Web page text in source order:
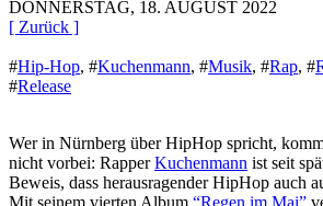
DONNERSTAG, 18. AUGUST 2022
[ Zurück ]
#Hip-Hop, #Kuchenmann, #Musik, #Rap, #
#Release
Wer in Nürnberg über HipHop spricht,
nicht vorbei: RapperKuchenmann ist seit
Beweis, dass herausragender HipHop auch